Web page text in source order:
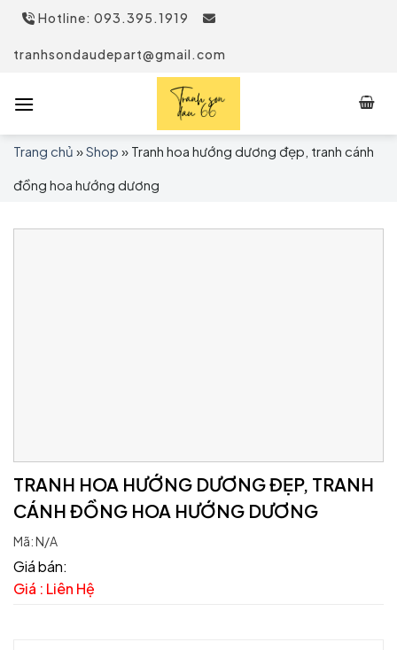
Skip
content
Hotline: 093.395.1919
tranhsondaudepart@gmail.com
Trang chủ »Shop » Tranh hoa hướng dương đẹp, tranh cánh
đồng hoa hướng dương
TRANH HOA HƯỚNG DƯƠNG ĐẸP, TRANH
CÁNH ĐỒNG HOA HƯỚNG DƯƠNG
Mã:N/A
Giá bán:
Giá : Liên Hệ